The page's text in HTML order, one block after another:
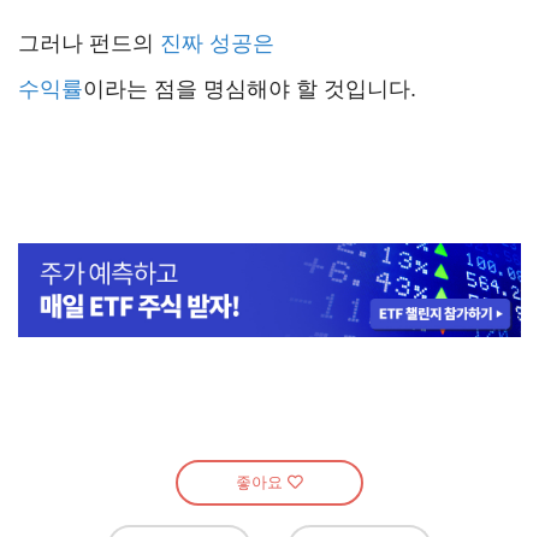
그러나 펀드의 진짜 성공은
수익률이라는 점을 명심해야 할 것입니다.
좋아요